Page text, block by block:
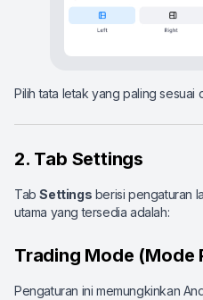
Pilih tata letak yang paling sesuai
2. Tab Settings
TabSettings berisi pengaturan
utama yang tersedia adalah:
Trading Mode (Mode
Pengaturan ini memungkinkan